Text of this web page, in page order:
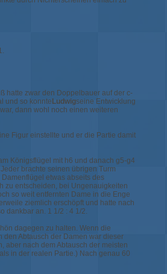
hatte zwar den Doppelbauer auf der c-
und so konnte Ludwigseine Entwicklung
dann wohl noch einen weiteren
Figur einstellte und er die Partie damit
Königsflügel mit h6 und danach g5-g4
brachte seinen übrigen Turm
etwas abseits des
zu entscheiden, bei Ungenauigkeiten
so weit entfernten Dame in die Enge
ziemlich erschöpft und hatte nach
dankbar an. 1 1/2 : 4 1/2.
dagegen zu halten. Wenn die
den Abtausch der Damen war dieser
aber nach dem Abtausch der meisten
in der realen Partie.) Nach genau 60